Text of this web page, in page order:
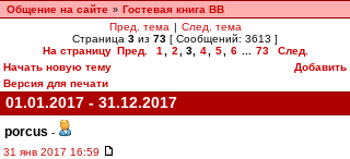
Общение на сайте » Гостевая книга ВВ
Пред. тема | След. тема
Страница 3 из 73 [ Сообщений: 3613 ]
На страницу Пред. 1 2 3, 4 5 6 73
След.
Начать новую тему
Добавить
Версия для печати
01.01.2017 - 31.12.2017
porcus -
31 янв 2017 16:59